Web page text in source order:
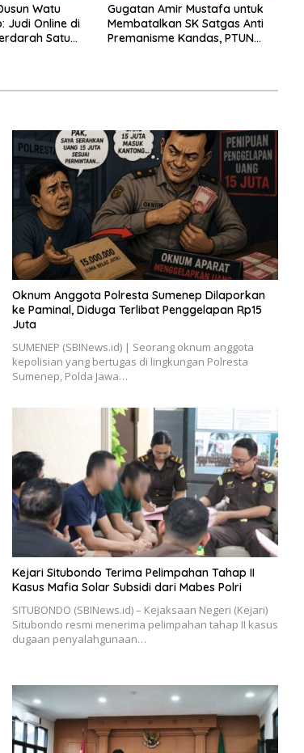
Watu
Judi Online di
Satu
Gugatan Amir Mustafa untuk
Membatalkan SK Satgas Anti
Premanisme Kandas, PTUN
Oknum Anggota Polresta Sumenep Dilaporkan
ke Paminal, Diduga Terlibat Penggelapan Rp15
Juta
SUMENEP (SBINews.id) | Seorang oknum anggota
kepolisian yang bertugas di lingkungan Polresta
Sumenep, Polda Jawa…
Kejari Situbondo Terima Pelimpahan Tahap II
Kasus Mafia Solar Subsidi dari Mabes Polri
SITUBONDO (SBINews.id) – Kejaksaan Negeri (Kejari)
Situbondo resmi menerima pelimpahan tahap II kasus
dugaan penyalahgunaan…